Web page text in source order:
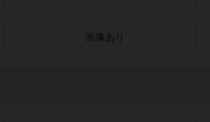
画像あり